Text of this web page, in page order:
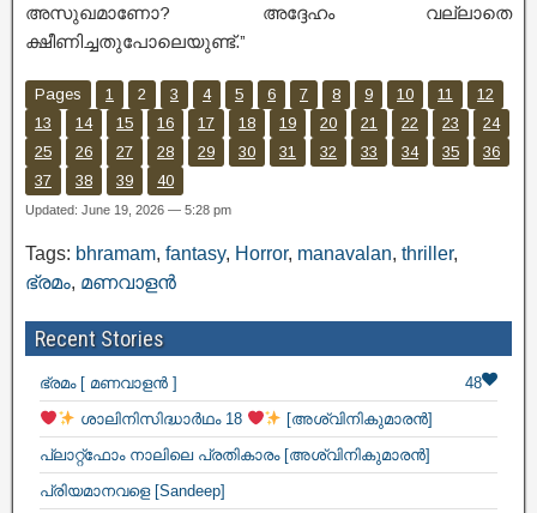
അസുഖമാണോ? അദ്ദേഹം വല്ലാതെ
ക്ഷീണിച്ചതുപോലെയുണ്ട്.”
Pages 1 2 3 4 5 6 7 8 9 10 11
12
13
14 15 16 17 18 19 20 21 22 23
24
25
26 27 28 29 30 31 32 33 34 35
36
37
38 39 40
Updated: June 19, 2026 — 5:28 pm
Tags: bhramam, fantasy, Horror, manavalan, thriller,
ഭ്രമം, മണവാളൻ
Recent Stories
ഭ്രമം [ മണവാളൻ ]
48
ശാലിനിസിദ്ധാർഥം 18
[അശ്വിനികുമാരൻ]
പ്ലാറ്റ്ഫോം നാലിലെ പ്രതികാരം [അശ്വിനികുമാരൻ]
പ്രിയമാനവളെ [Sandeep]